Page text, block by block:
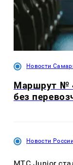
Новости
Маршрут №
без
Новости России
МТС Junior